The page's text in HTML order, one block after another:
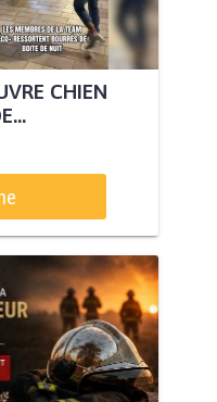
CHIEN